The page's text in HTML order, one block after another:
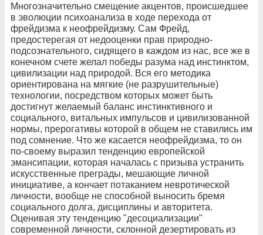
Многозначительно смещение акцентов, происшедшее
в эволюции психоанализа в ходе перехода от
фрейдизма к неофрейдизму. Сам Фрейд,
предостерегая от недооценки прав природно-
подсознательного, сидящего в каждом из нас, все же в
конечном счете желал победы разума над инстинктом,
цивилизации над природой. Вся его методика
ориентирована на мягкие (не разрушительные)
технологии, посредством которых может быть
достигнут желаемый баланс инстинктивного и
социального, витальных импульсов и цивилизованной
нормы, прерогативы которой в общем не ставились им
под сомнение. Что же касается неофрейдизма, то он
по-своему выразил тенденцию европейской
эмансипации, которая началась с призыва устранить
искусственные преграды, мешающие личной
инициативе, а кончает потаканием невротической
личности, вообще не способной выносить бремя
социального долга, дисциплины и авторитета.
Оценивая эту тенденцию "десоциализации"
современной личности, склонной дезертировать из